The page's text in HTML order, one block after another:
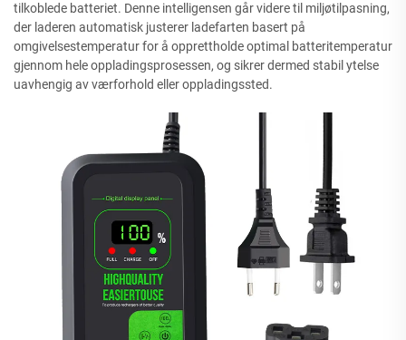
tilkoblede batteriet. Denne intelligensen går videre til miljøtilpasning,
der laderen automatisk justerer ladefarten basert på
omgivelsestemperatur for å opprettholde optimal batteritemperatur
gjennom hele oppladingsprosessen, og sikrer dermed stabil ytelse
uavhengig av værforhold eller oppladingssted.